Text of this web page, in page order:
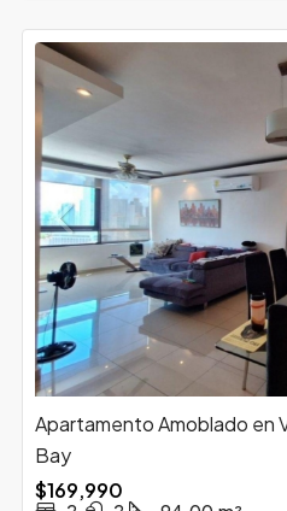
Apartamento Amoblado en
Bay
$169,990